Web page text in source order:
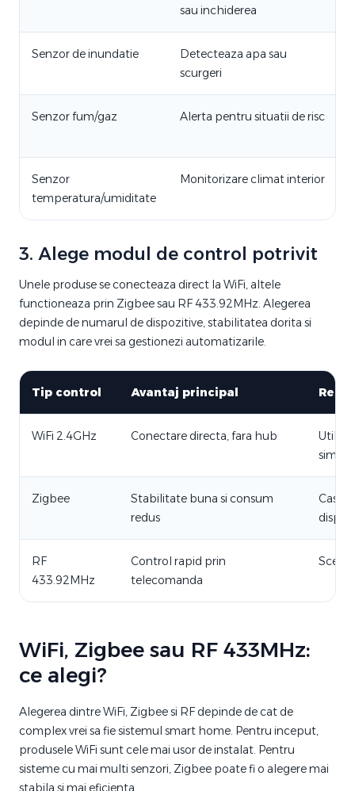
sau inchiderea
Senzor de inundatie
Detecteaza apa sau
scurgeri
Senzor fum/gaz Alerta pentru situatii de risc
Senzor
temperatura/umiditate
Monitorizare climat interior
3. Alege modul de control potrivit
Unele produse se conecteaza direct la WiFi, altele
functioneaza prin Zigbee sau RF 433.92MHz. Alegerea
depinde de numarul de dispozitive, stabilitatea dorita si
modul in care vrei sa gestionezi automatizarile.
Tip control Avantaj principal
WiFi 2.4GHz Conectare directa, fara hub
simpla
Zigbee
Stabilitate buna si consum
redus
Case
RF
433.92MHz
Control rapid prin
telecomanda
WiFi, Zigbee sau RF 433MHz:
ce alegi?
Alegerea dintre WiFi, Zigbee si RF depinde de cat de
complex vrei sa fie sistemul smart home. Pentru inceput,
produsele WiFi sunt cele mai usor de instalat. Pentru
sisteme cu mai multi senzori, Zigbee poate fi o alegere mai
stabila si mai eficienta.